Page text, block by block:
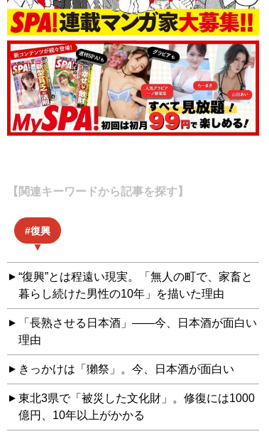
【関連キーワードから記事を探す】
復興
“復興”とは程遠い現実。「無人の町で、家畜と
暮らし続けた男性の10年」を描いた理由
「長熟させる日本酒」――今、日本酒が面白い
理由
きっかけは「獺祭」。今、日本酒が面白い
東北3県で「被災した文化財」。修復には1000
億円、10年以上がかかる